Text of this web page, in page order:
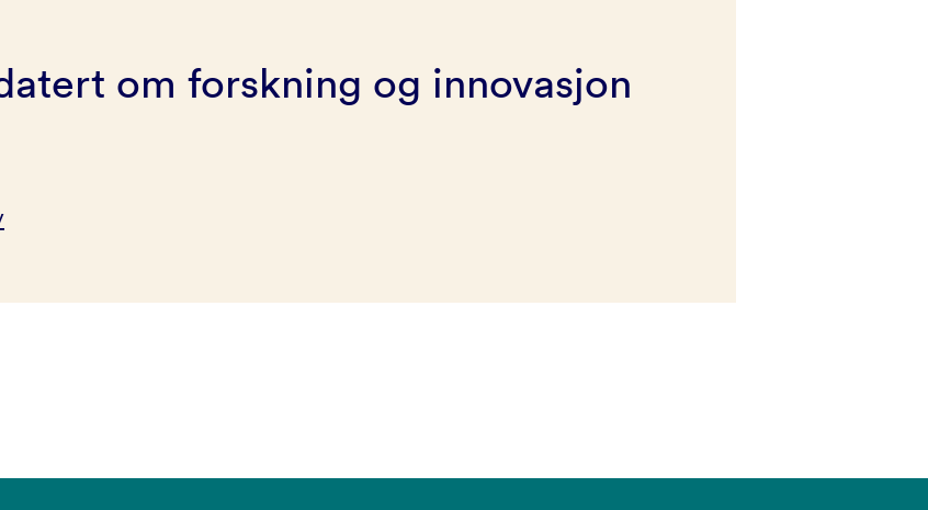
om forskning og innovasjon